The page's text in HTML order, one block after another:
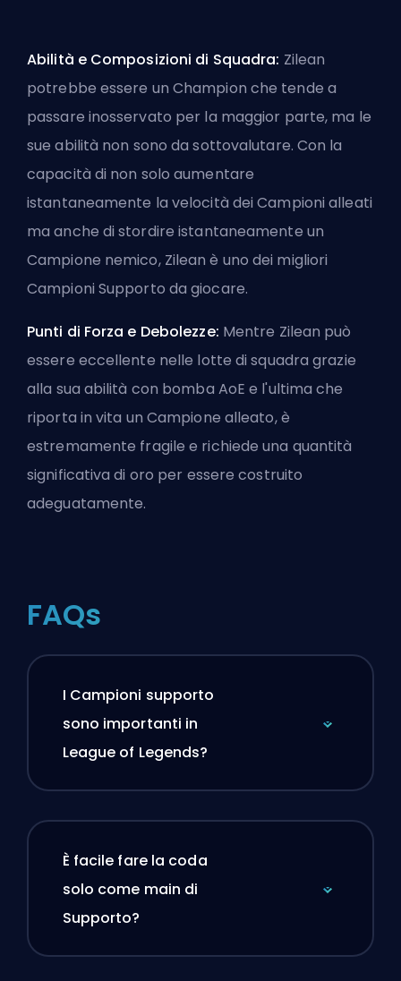
Abilità e Composizioni di Squadra: Zilean
potrebbe essere un Champion che tende a
passare inosservato per la maggior parte, ma le
sue abilità non sono da sottovalutare. Con la
capacità di non solo aumentare
istantaneamente la velocità dei Campioni alleati
ma anche di stordire istantaneamente un
Campione nemico, Zilean è uno dei migliori
Campioni Supporto da giocare.
Punti di Forza e Debolezze: Mentre Zilean può
essere eccellente nelle lotte di squadra grazie
alla sua abilità con bomba AoE e l'ultima che
riporta in vita un Campione alleato, è
estremamente fragile e richiede una quantità
significativa di oro per essere costruito
adeguatamente.
FAQs
I Campioni supporto
sono importanti in
League of Legends?
È facile fare la coda
solo come main di
Supporto?